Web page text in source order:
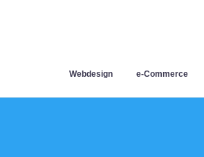
Webdesign e-Commerce